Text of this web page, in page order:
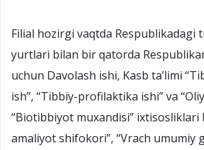
Filial hozirgi vaqtda Respublikadagi
yurtlari bilan bir qatorda
uchun Davolash ishi, Kasb ta’limi
ish”, “Tibbiy-profilaktika ishi” va
“Biotibbiyot muxandisi” ixtisosliklari
amaliyot shifokori”, “Vrach umumiy